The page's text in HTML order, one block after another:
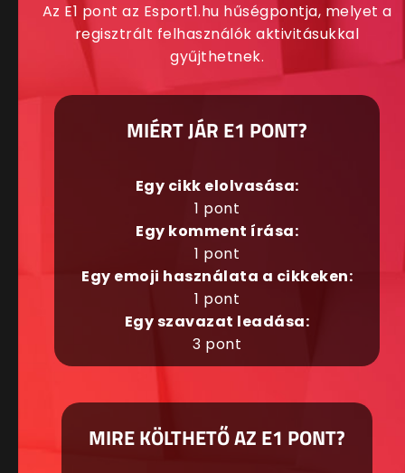
Az E1 pont az Esport1.hu hűségpontja, melyet a
regisztrált felhasználók aktivitásukkal
gyűjthetnek.
MIÉRT JÁR E1 PONT?
Egy cikk elolvasása:
1 pont
Egy komment írása:
1 pont
Egy emoji használata a cikkeken:
1 pont
Egy szavazat leadása:
3 pont
MIRE KÖLTHETŐ AZ E1 PONT?